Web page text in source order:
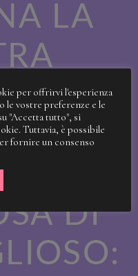
LA
A
DI
per offrirvi l'esperienza
vostre preferenze e le
"Accetta tutto", si
Tuttavia, è possibile
fornire un consenso